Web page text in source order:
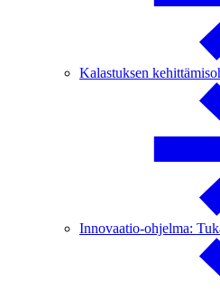
Kalastuksen
Innovaatio-ohjelma: